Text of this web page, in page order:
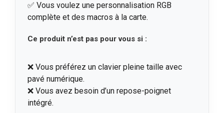
✅ Vous voulez une personnalisation RGB
complète et des macros à la carte.
Ce produit n’est pas pour vous si :
❌ Vous préférez un clavier pleine taille avec
pavé numérique.
❌ Vous avez besoin d’un repose-poignet
intégré.